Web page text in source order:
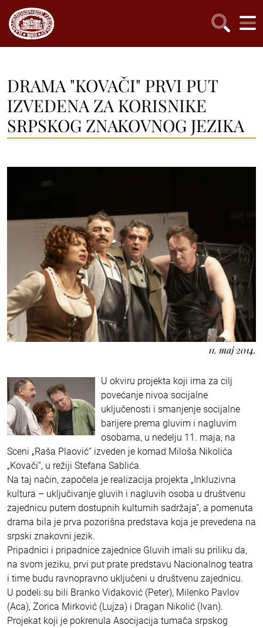
DRAMA "KOVAČI" PRVI PUT
IZVEDENA ZA KORISNIKE
SRPSKOG ZNAKOVNOG JEZIKA
11. maj 2014.
U okviru projekta koji ima za cilj
povećanje nivoa socijalne
uključenosti i smanjenje socijalne
barijere prema gluvim i nagluvim
osobama, u nedelju 11. maja, na
Sceni „Raša Plaović“ izveden je komad Miloša Nikolića
„Kovači“, u režiji Stefana Sablića.
Na taj način, započela je realizacija projekta „Inkluzivna
kultura – uključivanje gluvih i nagluvih osoba u društvenu
zajednicu putem dostupnih kulturnih sadržaja“, a pomenuta
drama bila je prva pozorišna predstava koja je prevedena na
srpski znakovni jezik.
Pripadnici i pripadnice zajednice Gluvih imali su priliku da,
na svom jeziku, prvi put prate predstavu Nacionalnog teatra
i time budu ravnopravno uključeni u društvenu zajednicu.
U podeli su bili Branko Vidaković (Peter), Milenko Pavlov
(Aca), Zorica Mirković (Lujza) i Dragan Nikolić (Ivan).
Projekat koji je pokrenula Asocijacija tumača srpskog